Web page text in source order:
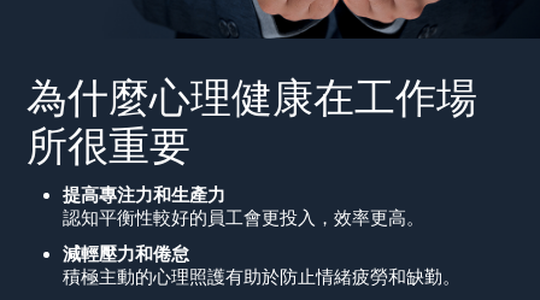
為什麼心理健康在工作場
所很重要
提高專注力和生產力
認知平衡性較好的員工會更投入，效率更高。
減輕壓力和倦怠
積極主動的心理照護有助於防止情緒疲勞和缺勤。